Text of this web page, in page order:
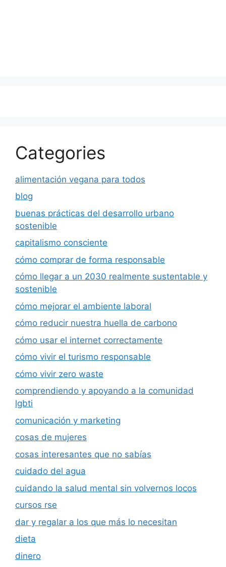
Categories
alimentación vegana para todos
blog
buenas prácticas del desarrollo urbano
sostenible
capitalismo consciente
cómo comprar de forma responsable
cómo llegar a un 2030 realmente sustentable y
sostenible
cómo mejorar el ambiente laboral
cómo reducir nuestra huella de carbono
cómo usar el internet correctamente
cómo vivir el turismo responsable
cómo vivir zero waste
comprendiendo y apoyando a la comunidad
lgbti
comunicación y marketing
cosas de mujeres
cosas interesantes que no sabías
cuidado del agua
cuidando la salud mental sin volvernos locos
cursos rse
dar y regalar a los que más lo necesitan
dieta
dinero